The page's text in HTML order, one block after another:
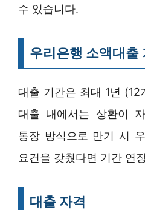
수 있습니다.
우리은행 소액대출
대출 기간은 최대 1년 (12
대출 내에서는 상환이
통장 방식으로 만기 시
요건을 갖췄다면 기간 연
대출 자격